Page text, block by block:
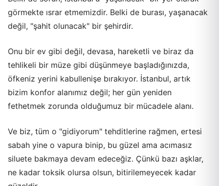
görmekte ısrar etmemizdir. Belki de burası, yaşanacak
değil, "şahit olunacak" bir şehirdir.
Onu bir ev gibi değil, devasa, hareketli ve biraz da
tehlikeli bir müze gibi düşünmeye başladığınızda,
öfkeniz yerini kabullenişe bırakıyor. İstanbul, artık
bizim konfor alanımız değil; her gün yeniden
fethetmek zorunda olduğumuz bir mücadele alanı.
Ve biz, tüm o "gidiyorum" tehditlerine rağmen, ertesi
sabah yine o vapura binip, bu güzel ama acımasız
siluete bakmaya devam edeceğiz. Çünkü bazı aşklar,
ne kadar toksik olursa olsun, bitirilemeyecek kadar